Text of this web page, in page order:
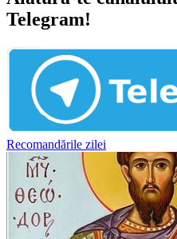
Telegram!
Recomandările zilei